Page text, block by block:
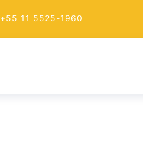
+55 11 5525-1960